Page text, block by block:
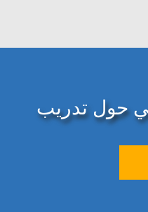
حول تدريب